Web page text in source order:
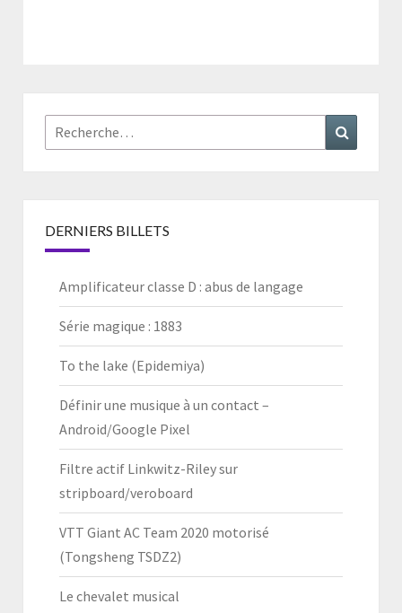
Rechercher :
DERNIERS BILLETS
Amplificateur classe D : abus de langage
Série magique : 1883
To the lake (Epidemiya)
Définir une musique à un contact –
Android/Google Pixel
Filtre actif Linkwitz-Riley sur
stripboard/veroboard
VTT Giant AC Team 2020 motorisé
(Tongsheng TSDZ2)
Le chevalet musical